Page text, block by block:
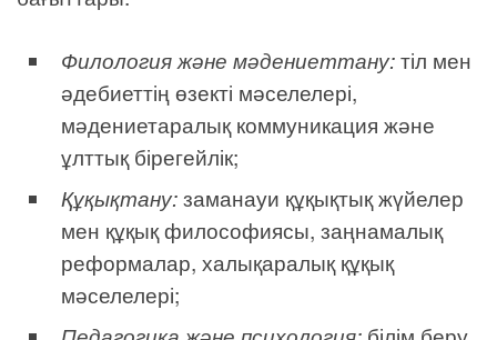
Филология және мәдениеттану:тіл мен
әдебиеттің өзекті мәселелері,
мәдениетаралық коммуникация және
ұлттық бірегейлік;
Құқықтану:заманауи құқықтық жүйелер
мен құқық философиясы, заңнамалық
реформалар, халықаралық құқық
мәселелері;